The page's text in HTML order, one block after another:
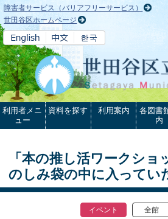
本文へ
障害者サービス（バリアフリーサービス）
世田谷区ホームページ
利用者メニ
ュー
資料を探す 利用案内
各図書
内
「本の推し活ワークショ
のしみ袋の中に入ってい
イベント 全館